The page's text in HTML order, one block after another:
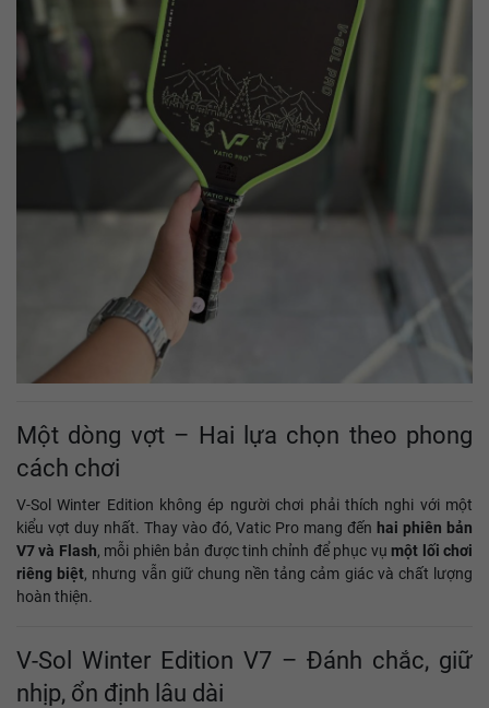
Một dòng vợt – Hai lựa chọn theo phong
cách chơi
V-Sol Winter Edition không ép người chơi phải thích nghi với một
kiểu vợt duy nhất. Thay vào đó, Vatic Pro mang đến hai phiên bản
V7 và Flash, mỗi phiên bản được tinh chỉnh để phục vụ một lối chơi
riêng biệt, nhưng vẫn giữ chung nền tảng cảm giác và chất lượng
hoàn thiện.
V-Sol Winter Edition V7 – Đánh chắc, giữ
nhịp, ổn định lâu dài